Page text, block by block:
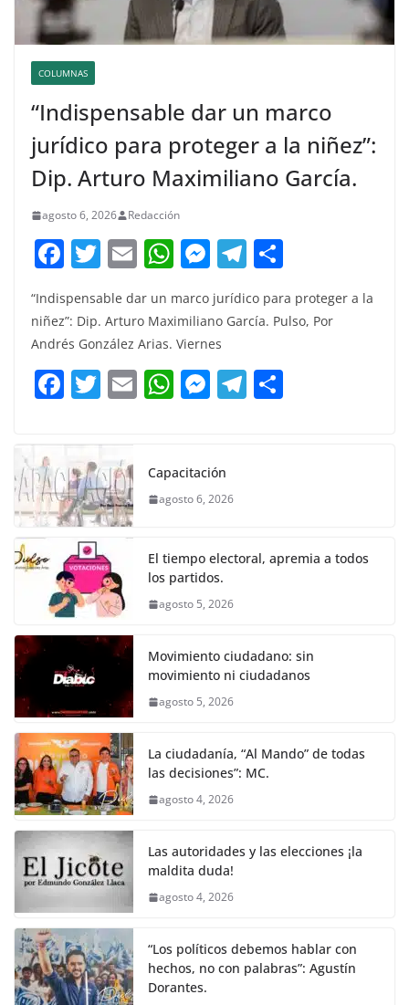
COLUMNAS
“Indispensable dar un marco
jurídico para proteger a la niñez”:
Dip. Arturo Maximiliano García.
agosto 6, 2026 Redacción
F
c
e
b
o
k
T
w
itt
er
E
ai
l
W
at
s
A
p
M
e
ss
e
n
g
T
e
a
m
m
“Indispensable dar un marco jurídico para proteger a la
niñez”: Dip. Arturo Maximiliano García. Pulso, Por
Andrés González Arias. Viernes
F
c
e
b
o
o
k
T
itt
er
E W
s
A
p
M
e
n
er
T
Capacitación
agosto 6, 2026
El tiempo electoral, apremia a todos
los partidos.
agosto 5, 2026
Movimiento ciudadano: sin
movimiento ni ciudadanos
agosto 5, 2026
La ciudadanía, “Al Mando” de todas
las decisiones”: MC.
agosto 4, 2026
Las autoridades y las elecciones ¡la
maldita duda!
agosto 4, 2026
“Los políticos debemos hablar con
hechos, no con palabras”: Agustín
Dorantes.